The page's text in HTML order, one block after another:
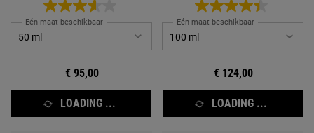
Eén maat beschikbaar
€ 95,00
LOADING ...
Eén maat beschikbaar
€ 124,00
LOADING ...